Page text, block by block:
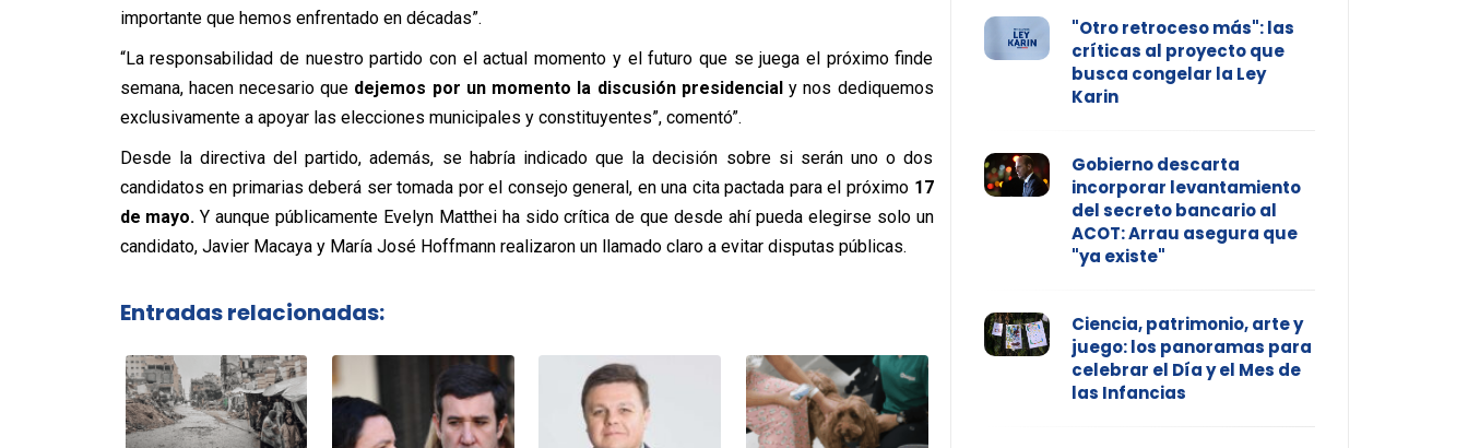
importante que hemos enfrentado en décadas”.
“La responsabilidad de nuestro partido con el actual momento y el futuro que se juega el próximo finde
semana, hacen necesario que dejemos por un momento la discusión presidencialy nos dediquemos
exclusivamente a apoyar las elecciones municipales y constituyentes”, comentó”.
Desde la directiva del partido, además, se habría indicado que la decisión sobre si serán uno o dos
candidatos en primarias deberá ser tomada por el consejo general, en una cita pactada para el próximo17
de mayo. Y aunque públicamente Evelyn Matthei ha sido crítica de que desde ahí pueda elegirse solo un
candidato, Javier Macaya y María José Hoffmann realizaron un llamado claro a evitar disputas públicas.
Entradas relacionadas:
"Otro retroceso más": las
críticas al proyecto que
busca congelar la Ley
Karin
Gobierno descarta
incorporar levantamiento
del secreto bancario al
ACOT: Arrau asegura que
"ya existe"
Ciencia, patrimonio, arte y
juego: los panoramas para
celebrar el Día y el Mes de
las Infancias